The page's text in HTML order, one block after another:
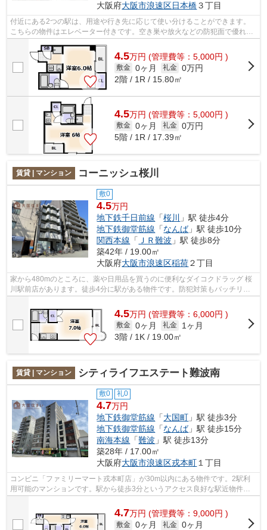
大阪府大阪市浪速区日本橋３丁目
付近にある2つの駅は、用途や行き先に応じて使い分けることができます。
こちらの物件はエレベーター付きです。空き巣や放火などの防犯面で優れて
4.5万円 (管理費等：5,000円 )
敷金 0ヶ月 礼金 0万円
2階 / 1R / 15.80㎡
4.5万円 (管理費等：5,000円 )
敷金 0ヶ月 礼金 0万円
5階 / 1R / 17.39㎡
賃貸 | マンション コーニッシュ桜川
敷0
4.5万円
地下鉄千日前線 「桜川
」駅 徒歩4分
地下鉄御堂筋線 「なんば」駅 徒歩10分
関西本線 「 ＪＲ難波 」駅 徒歩8分
築42年 / 19.00㎡
大阪府大阪市浪速区稲荷２丁目
家から480mのところに、薬や日用品を買うのに便利なダイコクドラッグ 桜
川駅前店があります。徒歩4分に駅がある物件です。防犯対策もバッチリな
4.5万円 (管理費等：6,000円 )
敷金 0ヶ月 礼金
1ヶ月
3階 / 1K / 19.00㎡
賃貸 | マンション シティライフエステート難波南
敷0 礼0
4.7万円
地下鉄御堂筋線 「大国町 」駅 徒歩3分
地下鉄御堂筋線 「なんば」駅 徒歩15分
南海本線 「難波 」駅 徒歩13分
築28年 / 17.00㎡
大阪府大阪市浪速区戎本町 １丁目
コンビニ「ファミリーマート戎本町店」が30m以内にある物件です。2駅利
用可能のマンションです。駅から徒歩3分というアクセス良好な駅近物件は
いかがですか。共用部には敷地内ごみ置き...
4.7万円 (管理費等：9,000円 )
敷金 0ヶ月 礼金 0ヶ月